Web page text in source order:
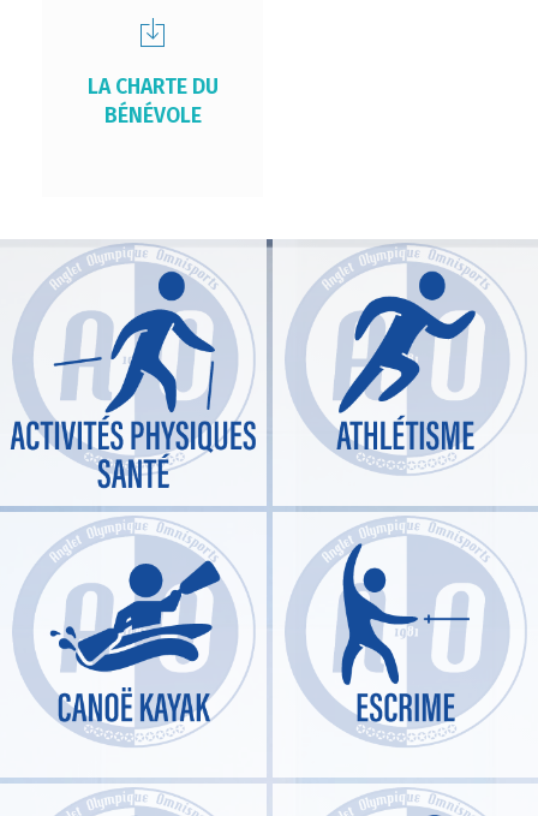
LA CHARTE DU
BÉNÉVOLE